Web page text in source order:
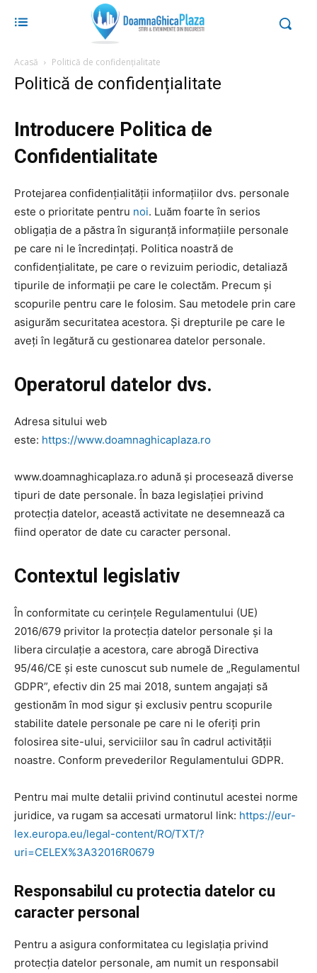
Acasă Politică de confidențialitate
Politică de confidențialitate
Introducere Politica de
Confidentialitate
Protejarea confidențialității informațiilor dvs. personale
este o prioritate pentru noi. Luăm foarte în serios
obligația de a păstra în siguranță informațiile personale
pe care ni le încredințați. Politica noastră de
confidențialitate, pe care o revizuim periodic, detaliază
tipurile de informații pe care le colectăm. Precum și
scopurile pentru care le folosim. Sau metodele prin care
asigurăm securitatea acestora. Și drepturile pe care le
aveți în legătură cu gestionarea datelor personale.
Operatorul datelor dvs.
Adresa sitului web
este: https://www.doamnaghicaplaza.ro
www.doamnaghicaplaza.ro adună și procesează diverse
tipuri de date personale. În baza legislației privind
protecția datelor, această activitate ne desemnează ca
fiind operator de date cu caracter personal.
Contextul legislativ
În conformitate cu cerințele Regulamentului (UE)
2016/679 privitor la protecția datelor personale și la
libera circulație a acestora, care abrogă Directiva
95/46/CE și este cunoscut sub numele de „Regulamentul
GDPR”, efectiv din 25 mai 2018, suntem angajați să
gestionăm în mod sigur și exclusiv pentru scopurile
stabilite datele personale pe care ni le oferiți prin
folosirea site-ului, serviciilor sau în cadrul activității
noastre. Conform prevederilor Regulamentului GDPR.
Pentru mai multe detalii privind continutul acestei norme
juridice, va rugam sa accesati urmatorul link: https://eur-
lex.europa.eu/legal-content/RO/TXT/?
uri=CELEX%3A32016R0679
Responsabilul cu protectia datelor cu
caracter personal
Pentru a asigura conformitatea cu legislația privind
protecția datelor personale, am numit un responsabil